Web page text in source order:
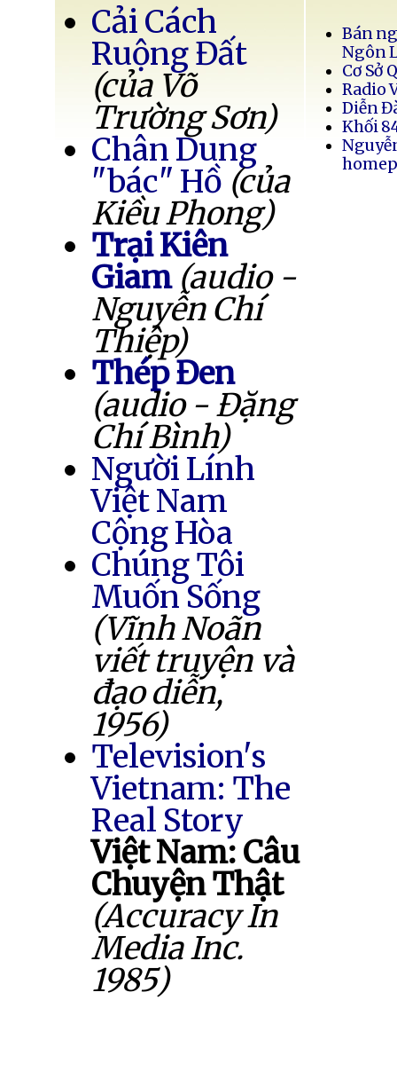
Cải Cách
Ruộng Đất
(của Võ
Trường Sơn)
Chân Dung
"bác" Hồ (của
Kiều Phong)
Trại Kiên
Giam (audio -
Nguyễn Chí
Thiệp)
Thép Đen
(audio - Đặng
Chí Bình)
Người Lính
Việt Nam
Cộng Hòa
Chúng Tôi
Muốn Sống
(Vĩnh Noãn
viết truyện và
đạo diễn,
1956)
Television's
Vietnam: The
Real Story
Việt Nam: Câu
Chuyện Thật
(Accuracy In
Media Inc.
1985)
Bán
Ngôn
Cơ Sở
Radio
Diễn
Khối